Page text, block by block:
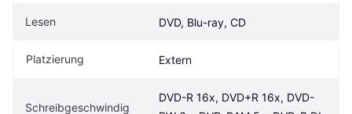
Lesen DVD, Blu-ray, CD
Platzierung Extern
Schreibgeschwindig
DVD-R 16x, DVD+R 16x, DVD-